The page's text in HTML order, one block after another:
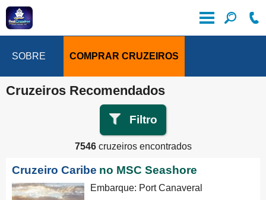
SOBRE COMPRAR CRUZEIROS
Cruzeiros Recomendados
Filtro
7546cruzeiros encontrados
Cruzeiro Caribe no MSC Seashore
Embarque: Port Canaveral